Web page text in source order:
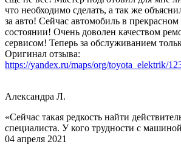
что необходимо сделать, а так же
за авто! Сейчас автомобиль в
состоянии! Очень доволен качеством
сервисом! Теперь за обслуживанием
Оригинал отзыва:
https://yandex.ru/maps/org/toyota_elektrik/
Александра Л.
«Сейчас такая редкость найти
специалиста. У кого трудности с
04 апреля 2021